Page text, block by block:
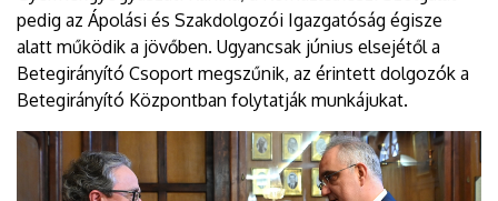
pedig az Ápolási és Szakdolgozói Igazgatóság égisze
alatt működik a jövőben. Ugyancsak június elsejétől a
Betegirányító Csoport megszűnik, az érintett dolgozók a
Betegirányító Központban folytatják munkájukat.